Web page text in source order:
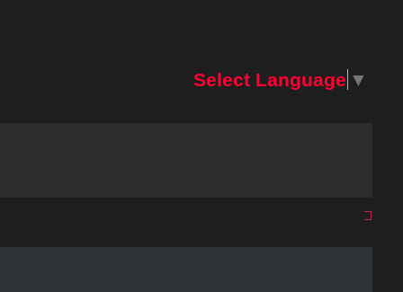
Select Language ▼